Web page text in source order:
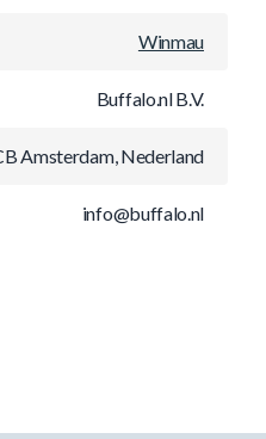
Winmau
Buffalo.nl B.V.
Amsterdam, Nederland
info@buffalo.nl